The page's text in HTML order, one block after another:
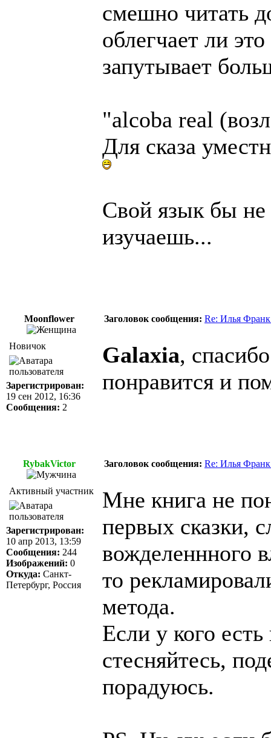
смешно читать
облегчает ли
запутывает
"alcoba real
Для сказа
Свой язык бы не
изучаешь...
Moonflower Заголовок сообщения: Re: Илья
Новичок
Зарегистрирован:
19 сен 2012, 16:36
Сообщения: 2
Galaxia,
понравится и
RybakVictor Заголовок сообщения: Re: Илья
Активный участник
Зарегистрирован:
10 апр 2013, 13:59
Сообщения: 244
Изображений: 0
Откуда: Санкт-
Петербург, Россия
Мне книга не
первых сказки,
вожделеннного
то
метода.
Если у кого
стесняйтесь,
порадуюсь.